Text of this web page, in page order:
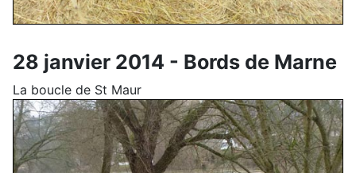
28 janvier 2014 - Bords de Marne
La boucle de St Maur